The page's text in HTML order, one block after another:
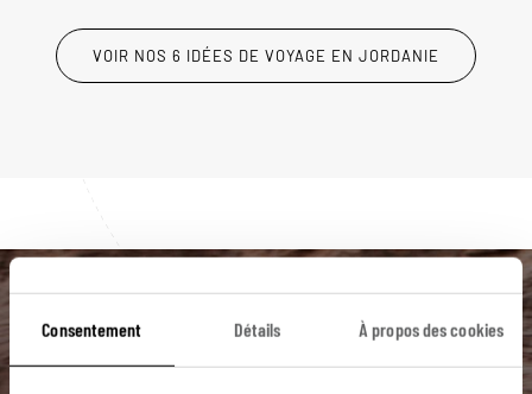
Consentement Détails À propos des cookies
VOIR NOS 6 IDÉES DE VOYAGE EN JORDANIE
Luciole,
l'appli qui vous guide en